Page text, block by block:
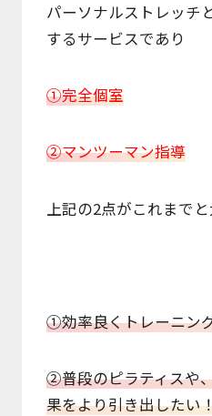
パーソナルストレッチ
するサービスであり
①完全個室
②マンツーマン指導
上記の2点がこれまで
①効率良くトレーニン
②普段のピラティスや
果をより引き出したい